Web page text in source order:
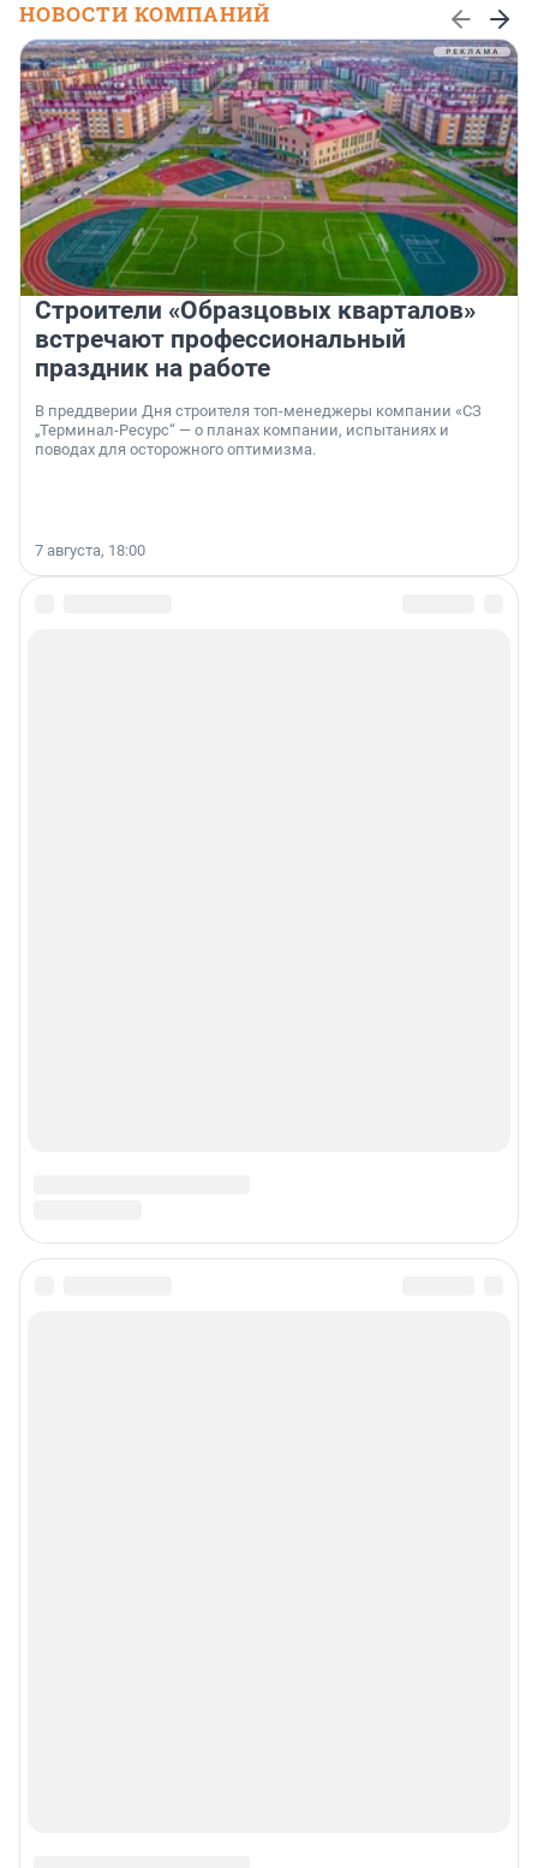
НОВОСТИ КОМПАНИЙ
Строители «Образцовых кварталов»
встречают профессиональный
праздник на работе
В преддверии Дня строителя топ-менеджеры компании «СЗ
„Терминал-Ресурс“ — о планах компании, испытаниях и
поводах для осторожного оптимизма.
7 августа, 18:00